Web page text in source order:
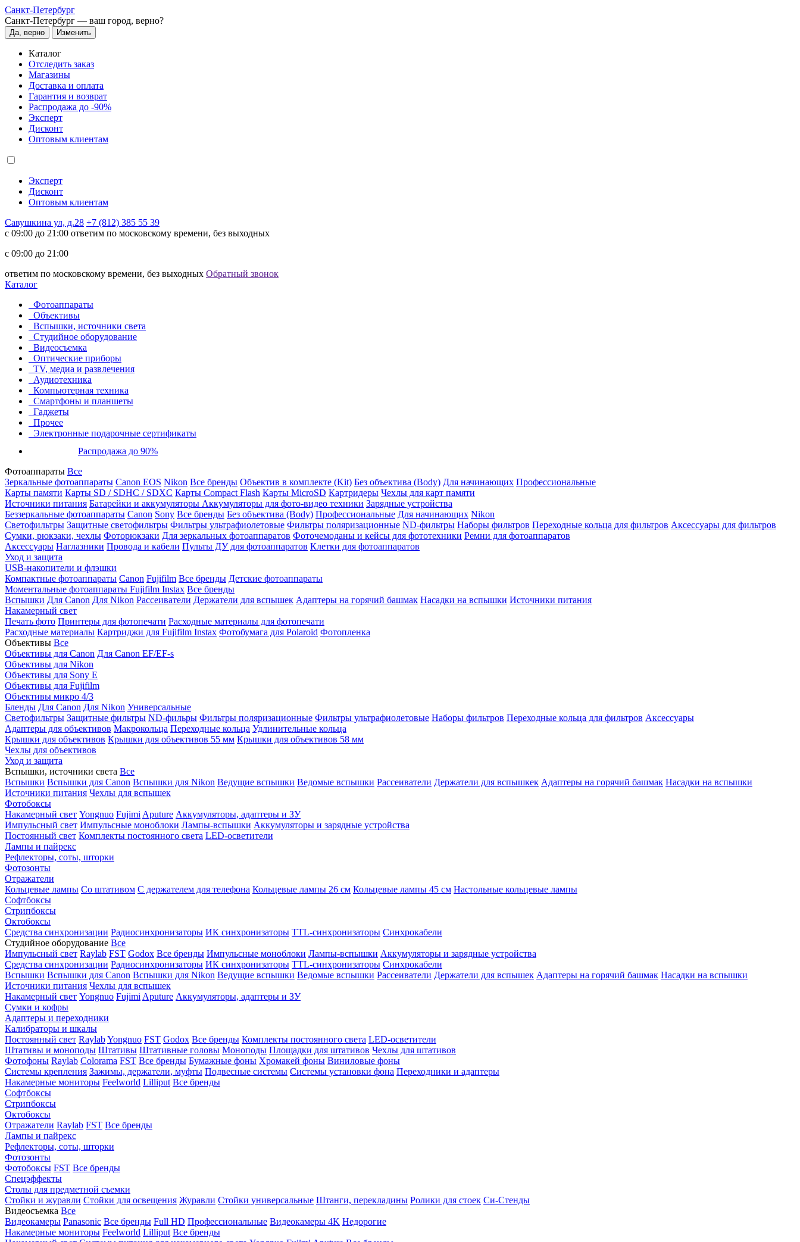
Санкт-Петербург
Санкт-Петербург — ваш город, верно?
Да, верно Изменить
Каталог
Отследить заказ
Магазины
Доставка и оплата
Гарантия и возврат
Распродажа до -90%
Эксперт
Дисконт
Оптовым клиентам
Эксперт
Дисконт
Оптовым клиентам
Савушкина ул, д.28 +7 (812) 385 55 39
c 09:00 до 21:00 ответим по московскому времени, без выходных
c 09:00 до 21:00
ответим по московскому времени, без выходных Обратный звонок
Каталог
Фотоаппараты
Объективы
Вспышки, источники света
Студийное оборудование
Видеосъемка
Оптические приборы
TV, медиа и развлечения
Аудиотехника
Компьютерная техника
Смартфоны и планшеты
Гаджеты
Прочее
Электронные подарочные сертификаты
Распродажа до 90%
Фотоаппараты Все
Зеркальные фотоаппараты Canon EOS Nikon Все бренды Объектив в комплекте (Kit) Без объектива (Body) Для начинающих Профессиональные
Карты памяти Карты SD / SDHC / SDXC Карты Compact Flash Карты MicroSD Картридеры Чехлы для карт памяти
Источники питания Батарейки и аккумуляторы Аккумуляторы для фото-видео техники Зарядные устройства
Беззеркальные фотоаппараты Canon Sony Все бренды Без объектива (Body) Профессиональные Для начинающих Nikon
Светофильтры Защитные светофильтры Фильтры ультрафиолетовые Фильтры поляризационные ND-фильтры Наборы фильтров Переходные кольца для фильтров Аксессуары для фильтров
Сумки, рюкзаки, чехлы Фоторюкзаки Для зеркальных фотоаппаратов Фоточемоданы и кейсы для фототехники Ремни для фотоаппаратов
Аксессуары Наглазники Провода и кабели Пульты ДУ для фотоаппаратов Клетки для фотоаппаратов
Уход и защита
USB-накопители и флэшки
Компактные фотоаппараты Canon Fujifilm Все бренды Детские фотоаппараты
Моментальные фотоаппараты Fujifilm Instax Все бренды
Вспышки Для Canon Для Nikon Рассеиватели Держатели для вспышек Адаптеры на горячий башмак Насадки на вспышки Источники питания
Накамерный свет
Печать фото Принтеры для фотопечати Расходные материалы для фотопечати
Расходные материалы Картриджи для Fujifilm Instax Фотобумага для Polaroid Фотопленка
Объективы Все
Объективы для Canon Для Canon EF/EF-s
Объективы для Nikon
Объективы для Sony E
Объективы для Fujifilm
Объективы микро 4/3
Бленды Для Canon Для Nikon Универсальные
Светофильтры Защитные фильтры ND-фильры Фильтры поляризационные Фильтры ультрафиолетовые Наборы фильтров Переходные кольца для фильтров Аксессуары
Адаптеры для объективов Макрокольца Переходные кольца Удлинительные кольца
Крышки для объективов Крышки для объективов 55 мм Крышки для объективов 58 мм
Чехлы для объективов
Уход и защита
Вспышки, источники света Все
Вспышки Вспышки для Canon Вспышки для Nikon Ведущие вспышки Ведомые вспышки Рассеиватели Держатели для вспышкек Адаптеры на горячий башмак Насадки на вспышки
Источники питания Чехлы для вспышек
Фотобоксы
Накамерный свет Yongnuo Fujimi Aputure Аккумуляторы, адаптеры и ЗУ
Импульсный свет Импульсные моноблоки Лампы-вспышки Аккумуляторы и зарядные устройства
Постоянный свет Комплекты постоянного света LED-осветители
Лампы и пайрекс
Рефлекторы, соты, шторки
Фотозонты
Отражатели
Кольцевые лампы Со штативом С держателем для телефона Кольцевые лампы 26 см Кольцевые лампы 45 см Настольные кольцевые лампы
Софтбоксы
Стрипбоксы
Октобоксы
Средства синхронизации Радиосинхронизаторы ИК синхронизаторы TTL-синхронизаторы Синхрокабели
Студийное оборудование Все
Импульсный свет Raylab FST Godox Все бренды Импульсные моноблоки Лампы-вспышки Аккумуляторы и зарядные устройства
Средства синхронизации Радиосинхронизаторы ИК синхронизаторы TTL-синхронизаторы Синхрокабели
Вспышки Вспышки для Canon Вспышки для Nikon Ведущие вспышки Ведомые вспышки Рассеиватели Держатели для вспышек Адаптеры на горячий башмак Насадки на вспышки
Источники питания Чехлы для вспышек
Накамерный свет Yongnuo Fujimi Aputure Аккумуляторы, адаптеры и ЗУ
Сумки и кофры
Адаптеры и переходники
Калибраторы и шкалы
Постоянный свет RaylabYongnuo FST Godox Все бренды Комплекты постоянного света LED-осветители
Штативы и моноподы Штативы Штативные головы Моноподы Площадки для штативов Чехлы для штативов
Фотофоны Raylab Colorama FST Все бренды Бумажные фоны Хромакей фоны Виниловые фоны
Системы крепления Зажимы, держатели, муфты Подвесные системы Системы установки фона Переходники и адаптеры
Накамерные мониторы Feelworld Lilliput Все бренды
Софтбоксы
Стрипбоксы
Октобоксы
Отражатели Raylab FST Все бренды
Лампы и пайрекс
Рефлекторы, соты, шторки
Фотозонты
Фотобоксы FST Все бренды
Спецэффекты
Столы для предметной съемки
Стойки и журавли Стойки для освещения Журавли Стойки универсальные Штанги, перекладины Ролики для стоек Си-Стенды
Видеосъемка Все
Видеокамеры Panasonic Все бренды Full HD Профессиональные Видеокамеры 4K Недорогие
Накамерные мониторы Feelworld Lilliput Все бренды